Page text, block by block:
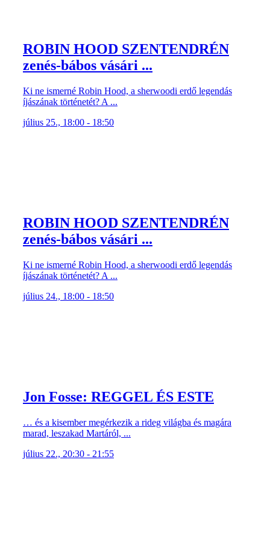
ROBIN HOOD SZENTENDRÉN
zenés-bábos vásári ...
Ki ne ismerné Robin Hood, a sherwoodi erdő legendás
íjászának történetét? A ...
július 25., 18:00 - 18:50
ROBIN HOOD SZENTENDRÉN
zenés-bábos vásári ...
Ki ne ismerné Robin Hood, a sherwoodi erdő legendás
íjászának történetét? A ...
július 24., 18:00 - 18:50
Jon Fosse: REGGEL ÉS ESTE
… és a kisember megérkezik a rideg világba és magára
marad, leszakad Martáról, ...
július 22., 20:30 - 21:55